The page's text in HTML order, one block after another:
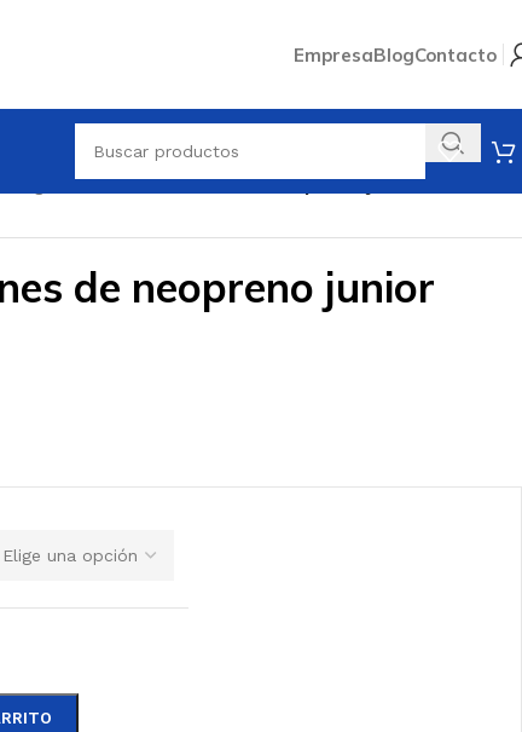
EmpresaBlogContacto
ZHIK Pantalones de neopreno junior
de neopreno junior